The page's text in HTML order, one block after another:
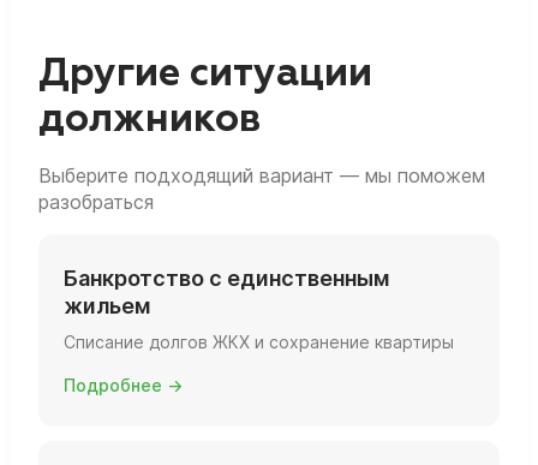
по итогам процедуры банкротства.
Другие ситуации
должников
Выберите подходящий вариант — мы поможем
разобраться
Банкротство с единственным
жильем
Списание долгов ЖКХ и сохранение квартиры
Подробнее →